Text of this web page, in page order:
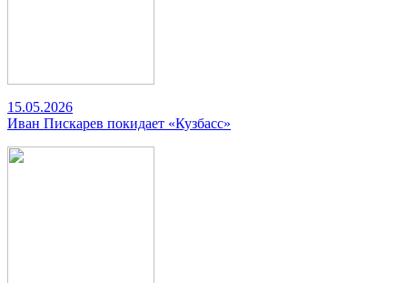
15.05.2026
Иван Пискарев покидает «Кузбасс»